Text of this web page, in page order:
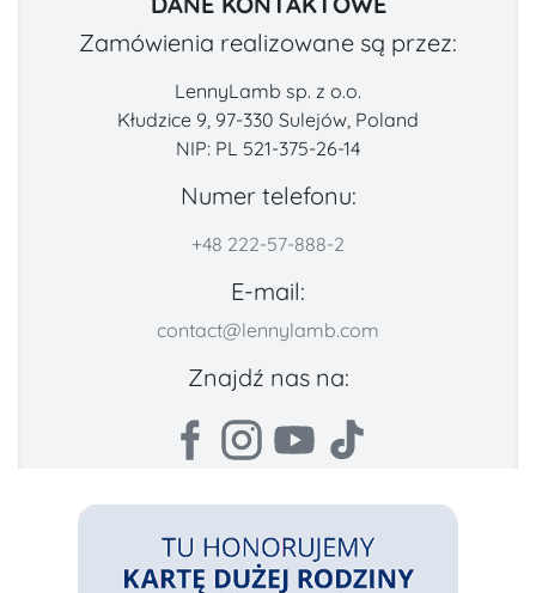
Zamówienia realizowane są przez:
LennyLamb sp. z o.o.
Kłudzice 9, 97-330 Sulejów, Poland
NIP: PL 521-375-26-14
Numer telefonu:
+48 222-57-888-2
E-mail:
contact@lennylamb.com
Znajdź nas na: